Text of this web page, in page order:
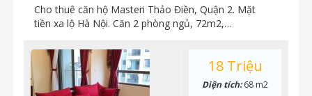
Cho thuê căn hộ Masteri Thảo Điền, Quận 2. Mặt
tiền xa lộ Hà Nội. Căn 2 phòng ngủ, 72m2,…
18 Triệu
Diện tích:68 m2